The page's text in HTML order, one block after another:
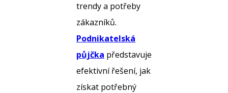
trendy a potřeby
zákazníků.
Podnikatelská
půjčka představuje
efektivní řešení, jak
získat potřebný